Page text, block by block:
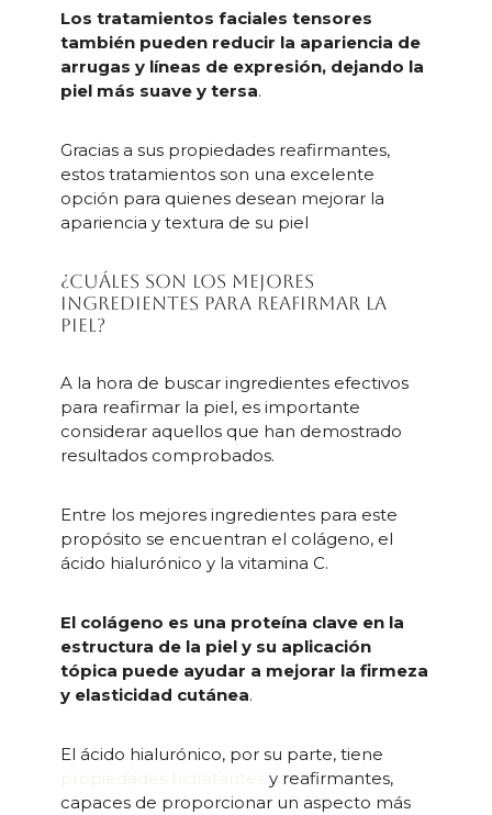
Los tratamientos faciales tensores
también pueden reducir la apariencia de
arrugas y líneas de expresión, dejando la
piel más suave y tersa.
Gracias a sus propiedades reafirmantes,
estos tratamientos son una excelente
opción para quienes desean mejorar la
apariencia y textura de su piel
¿Cuáles son los mejores
ingredientes para reafirmar la
piel?
A la hora de buscar ingredientes efectivos
para reafirmar la piel, es importante
considerar aquellos que han demostrado
resultados comprobados.
Entre los mejores ingredientes para este
propósito se encuentran el colágeno, el
ácido hialurónico y la vitamina C.
El colágeno es una proteína clave en la
estructura de la piel y su aplicación
tópica puede ayudar a mejorar la firmeza
y elasticidad cutánea.
El ácido hialurónico, por su parte, tiene
y reafirmantes,
capaces de proporcionar un aspecto más